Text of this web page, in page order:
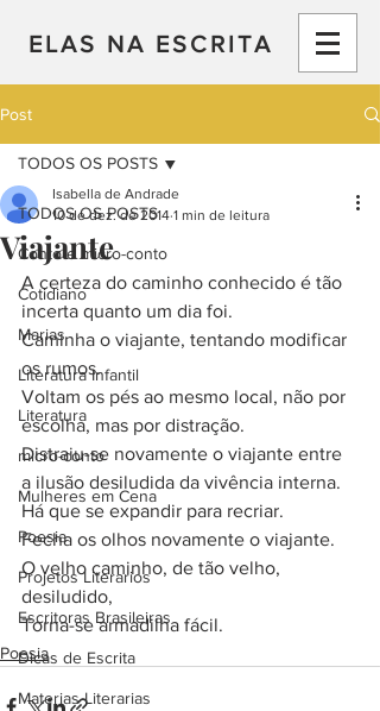
ELAS NA ESCRITA
Post
TODOS OS POSTS
Conto e micro-conto
Cotidiano
Marias
Literatura Infantil
Literatura
micro-conto
Mulheres em Cena
Poesia
Projetos Literarios
Escritoras Brasileiras
Dicas de Escrita
Materias Literarias
TODOS OS POSTS
Viajante
Isabella de Andrade
10 de dez. de 2014 1 min de leitura
A certeza do caminho conhecido é tão
incerta quanto um dia foi.
Caminha o viajante, tentando modificar
os rumos.
Voltam os pés ao mesmo local, não por
escolha, mas por distração.
Distraiu-se novamente o viajante entre
a ilusão desiludida da vivência interna.
Há que se expandir para recriar.
Fecha os olhos novamente o viajante.
O velho caminho, de tão velho,
desiludido,
Torna-se armadilha fácil.
Poesia